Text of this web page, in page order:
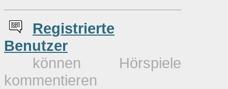
Registrierte
Benutzer
können Hörspiele
kommentieren